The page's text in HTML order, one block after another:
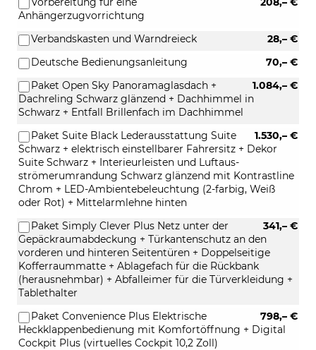
Anhängerzugvorrichtung
28,– €
Verbandskasten und Warndreieck
70,– €
Deutsche Bedienungsanleitung
1.084,– €
Paket Open Sky Panoramaglasdach +
Dachreling Schwarz glänzend + Dachhimmel in
Schwarz + Entfall Brillenfach im Dachhimmel
1.530,– €
Paket Suite Black Lederausstattung Suite
Schwarz + elektrisch einstellbarer Fahrersitz + Dekor
Suite Schwarz + Interieurleisten und Luftaus-
strömerumrandung Schwarz glänzend mit Kontrastline
Chrom + LED-Ambientebeleuchtung (2-farbig, Weiß
oder Rot) + Mittelarmlehne hinten
341,– €
Paket Simply Clever Plus Netz unter der
Gepäckraumabdeckung + Türkantenschutz an den
vorderen und hinteren Seitentüren + Doppelseitige
Kofferraummatte + Ablagefach für die Rückbank
(herausnehmbar) + Abfalleimer für die Türverkleidung +
Tablethalter
798,– €
Paket Convenience Plus Elektrische
Heckklappenbedienung mit Komfortöffnung + Digital
Cockpit Plus (virtuelles Cockpit 10,2 Zoll)